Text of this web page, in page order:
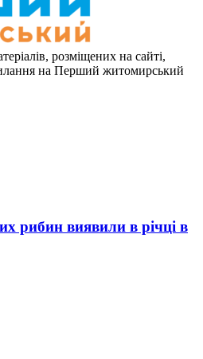
розміщених на сайті,
на Перший житомирський
рибин виявили в річці в